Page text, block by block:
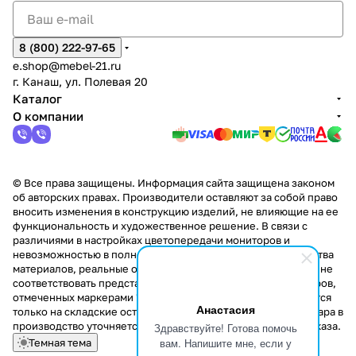
Анастасия
Здравствуйте! Готова помочь
вам. Напишите мне, если у
8 (800) 222-97-65
e.shop@mebel-21.ru
г. Канаш, ул. Полевая 20
Каталог
О компании
© Все права защищены. Информация сайта защищена законом
об авторских правах. Производители оставляют за собой право
вносить изменения в конструкцию изделий, не влияющие на ее
функциональность и художественное решение. В связи с
различиями в настройках цветопередачи мониторов и
невозможностью в полной мере передать некоторые свойства
материалов, реальные оттенки и текстуры продукции могут не
соответствовать представленным на сайте. Стоимость товаров,
отмеченных маркерами "Скидка!" и "Акция!" распространяется
только на складские остатки. Стоимость заказа данного товара в
производство уточняется у менеджера при оформлении заказа.
Темная тема